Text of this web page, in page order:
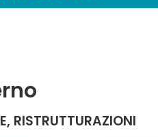
RISTRUTTURAZIONI